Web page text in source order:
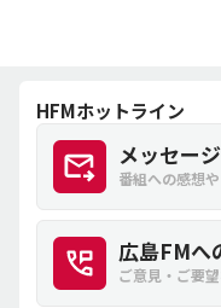
HFMホットライン
メッセー
番組への感想
広島FMへ
ご意見・ご要